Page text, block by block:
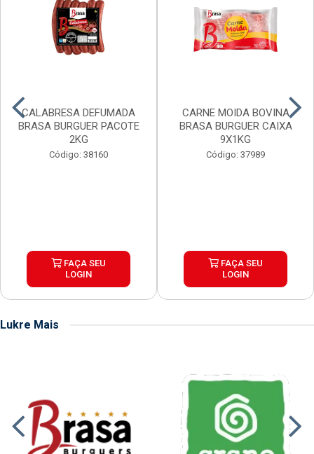
CALABRESA DEFUMADA
BRASA BURGUER PACOTE
2KG
Código: 38160
FAÇA SEU
LOGIN
CARNE MOIDA BOVINA
BRASA BURGUER CAIXA
9X1KG
Código: 37989
FAÇA SEU
LOGIN
Lukre Mais